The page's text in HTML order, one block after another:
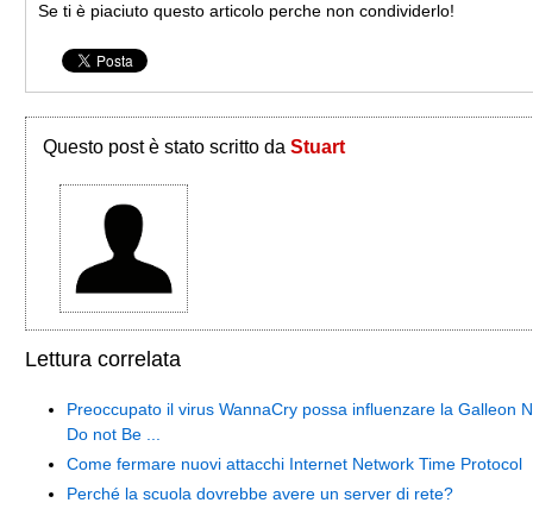
Se ti è piaciuto questo articolo perche non condividerlo!
Questo post è stato scritto da Stuart
Lettura correlata
Preoccupato il virus WannaCry possa influenzare la Galleon
Do not Be ...
Come fermare nuovi attacchi Internet Network Time Protocol
Perché la scuola dovrebbe avere un server di rete?